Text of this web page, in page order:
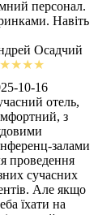
персонал.
Навіть
Осадчий
10-16
отель,
з
залами
проведення
сучасних
Але якщо
їхати на